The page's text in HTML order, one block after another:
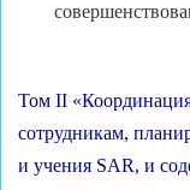
Том II
сотрудникам,
и учения SAR, и